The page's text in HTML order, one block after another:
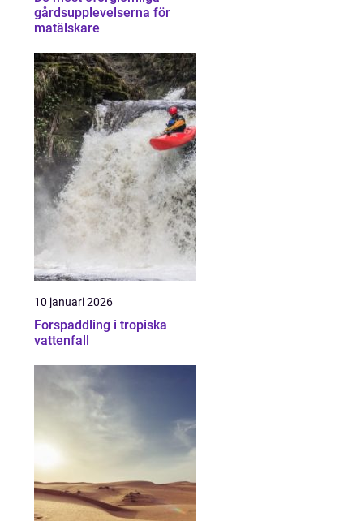
gårdsupplevelserna för
matälskare
10 januari 2026
Forspaddling i tropiska
vattenfall